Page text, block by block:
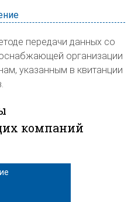
передачи данных со
организации
указанным в квитанции
компаний